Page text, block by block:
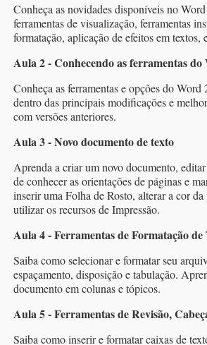
Conheça as novidades disponíveis no
ferramentas de visualização, ferramentas
formatação, aplicação de efeitos em textos,
Aula 2 - Conhecendo as ferramentas do
Conheça as ferramentas e opções do
dentro das principais modificações e
com versões anteriores.
Aula 3 - Novo documento de texto
Aprenda a criar um novo documento,
de conhecer as orientações de páginas e
inserir uma Folha de Rosto, alterar a cor
utilizar os recursos de Impressão.
Aula 4 - Ferramentas de Formatação de
Saiba como selecionar e formatar seu
espaçamento, disposição e tabulação.
documento em colunas e tópicos.
Aula 5 - Ferramentas de Revisão,
Saiba como inserir e formatar caixas de